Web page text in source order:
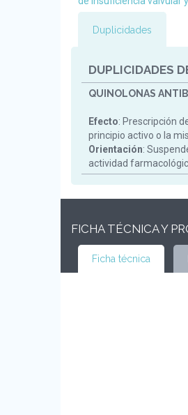
Duplicidades
DUPLICIDADES
QUINOLONAS
Efecto: Prescripción
principio activo o la
Orientación:
actividad
FICHA TÉCNICA Y
Ficha técnica